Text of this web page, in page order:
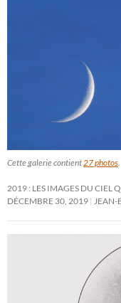
Cette galerie contient27 photos.
2019 : LES IMAGES DU CIEL
DÉCEMBRE 30, 2019 JEAN-